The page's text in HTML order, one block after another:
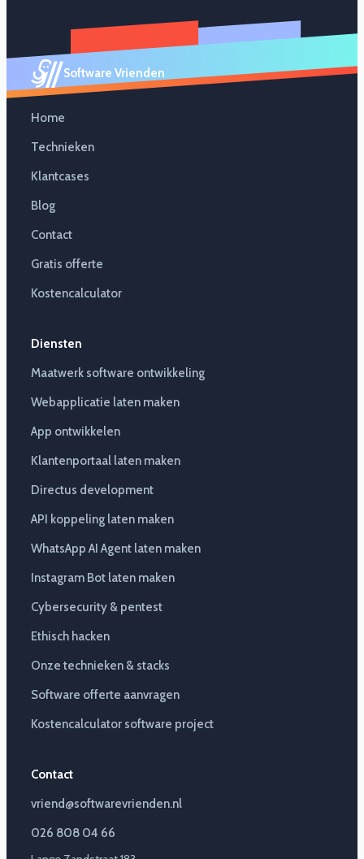
Software Vrienden
Home
Technieken
Klantcases
Blog
Contact
Gratis offerte
Kostencalculator
Diensten
Maatwerk software ontwikkeling
Webapplicatie laten maken
App ontwikkelen
Klantenportaal laten maken
Directus development
API koppeling laten maken
WhatsApp AI Agent laten maken
Instagram Bot laten maken
Cybersecurity & pentest
Ethisch hacken
Onze technieken & stacks
Software offerte aanvragen
Kostencalculator software project
Contact
vriend@softwarevrienden.nl
026 808 04 66